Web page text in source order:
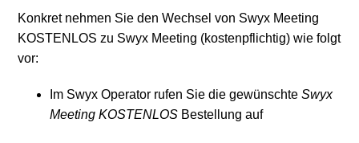
Weitere anzeigen
Konkret nehmen Sie den Wechsel von Swyx Meeting
KOSTENLOS zu Swyx Meeting (kostenpflichtig) wie folgt
vor:
Im Swyx Operator rufen Sie die gewünschteSwyx
Meeting KOSTENLOS Bestellung auf